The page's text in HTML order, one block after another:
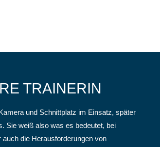
TRAINERIN
und Schnittplatz im Einsatz, später
Sie weiß also was es bedeutet, bei
die Herausforderungen von